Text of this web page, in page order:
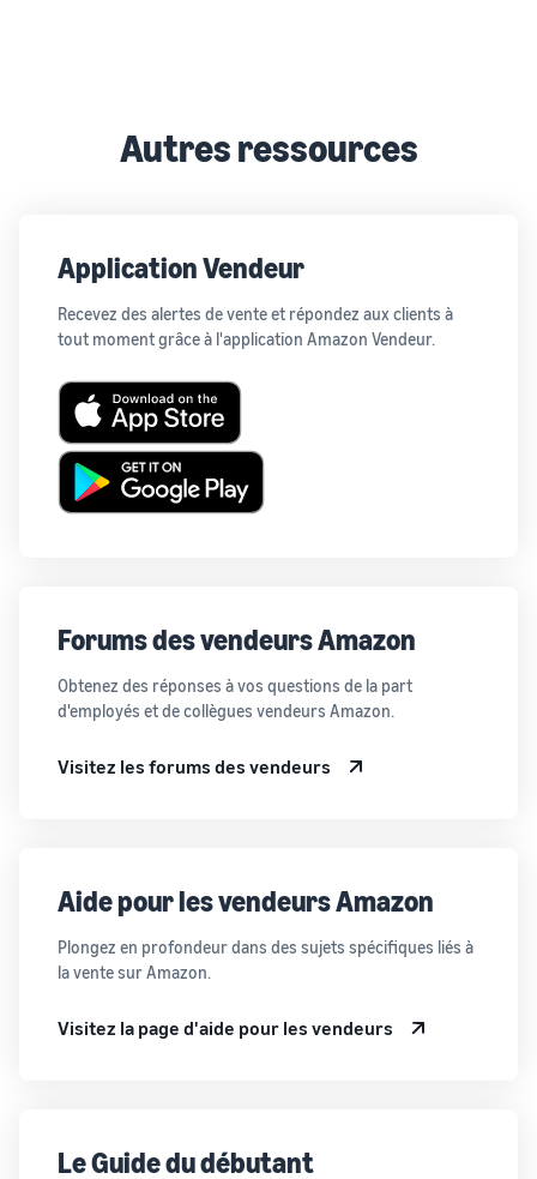
Autres ressources
Application Vendeur
Recevez des alertes de vente et répondez aux clients à
tout moment grâce à l'application Amazon Vendeur.
Forums des vendeurs Amazon
Obtenez des réponses à vos questions de la part
d'employés et de collègues vendeurs Amazon.
Visitez les forums des vendeurs
Aide pour les vendeurs Amazon
Plongez en profondeur dans des sujets spécifiques liés à
la vente sur Amazon.
Visitez la page d'aide pour les vendeurs
Le Guide du débutant